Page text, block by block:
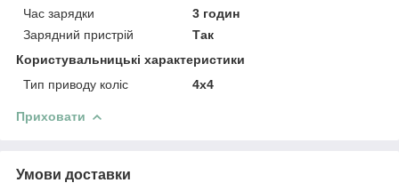
Час зарядки
3 годин
Зарядний пристрій
Так
Користувальницькі характеристики
Тип приводу коліс
4х4
Приховати
Умови доставки